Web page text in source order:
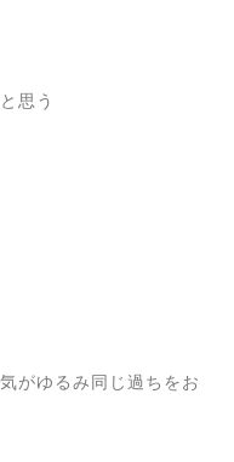
思う
がゆるみ同じ過ちをお